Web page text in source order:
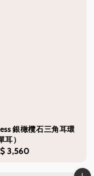
銀橄欖石三角耳環
耳）
3,560